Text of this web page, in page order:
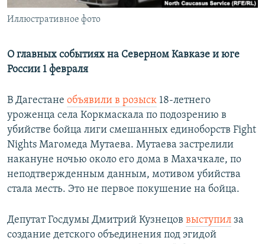
Все сайты РСЕ/РС
Иллюстративное фото
О главных событиях на Северном Кавказе и юге
России 1 февраля
В Дагестане объявили в розыск 18-летнего
уроженца села Коркмаскала по подозрению в
убийстве бойца лиги смешанных единоборств Fight
Nights Магомеда Мутаева. Мутаева застрелили
накануне ночью около его дома в Махачкале, по
неподтвержденным данным, мотивом убийства
стала месть. Это не первое покушение на бойца.
Депутат Госдумы Дмитрий Кузнецов выступил за
создание детского объединения под эгидой